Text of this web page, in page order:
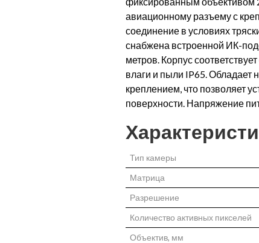
авиационному разъему с
соединение в условиях
снабжена встроенной ИК-
метров. Корпус
влаги и пыли IP65.
креплением, что позволяет
поверхности. Напряжение
Тип камеры
Матрица
Разрешение
Количество активных пикселей
Объектив, мм